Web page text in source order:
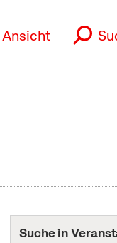
Ansicht
Suche in